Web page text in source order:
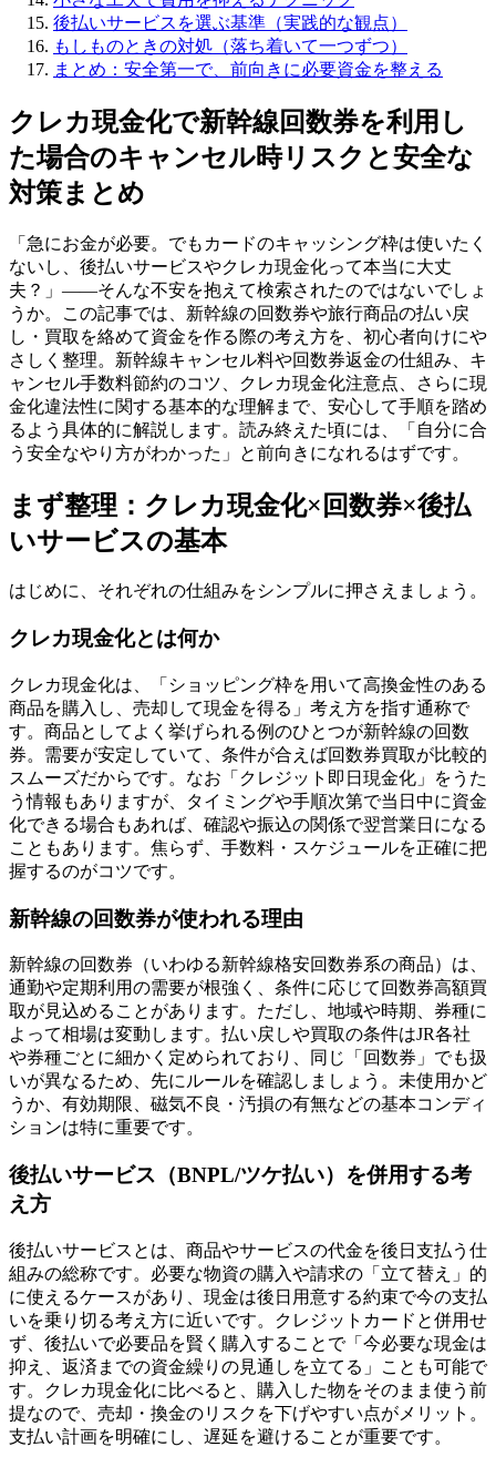
後払いサービスを選ぶ基準（実践的な観点）
もしものときの対処（落ち着いて一つずつ）
まとめ：安全第一で、前向きに必要資金を整える
クレカ現金化で新幹線回数券を利用し
た場合のキャンセル時リスクと安全な
対策まとめ
「急にお金が必要。でもカードのキャッシング枠は使いたく
ないし、後払いサービスやクレカ現金化って本当に大丈
夫？」——そんな不安を抱えて検索されたのではないでしょ
うか。この記事では、新幹線の回数券や旅行商品の払い戻
し・買取を絡めて資金を作る際の考え方を、初心者向けにや
さしく整理。新幹線キャンセル料や回数券返金の仕組み、キ
ャンセル手数料節約のコツ、クレカ現金化注意点、さらに現
金化違法性に関する基本的な理解まで、安心して手順を踏め
るよう具体的に解説します。読み終えた頃には、「自分に合
う安全なやり方がわかった」と前向きになれるはずです。
まず整理：クレカ現金化×回数券×後払
いサービスの基本
はじめに、それぞれの仕組みをシンプルに押さえましょう。
クレカ現金化とは何か
クレカ現金化は、「ショッピング枠を用いて高換金性のある
商品を購入し、売却して現金を得る」考え方を指す通称で
す。商品としてよく挙げられる例のひとつが新幹線の回数
券。需要が安定していて、条件が合えば回数券買取が比較的
スムーズだからです。なお「クレジット即日現金化」をうた
う情報もありますが、タイミングや手順次第で当日中に資金
化できる場合もあれば、確認や振込の関係で翌営業日になる
こともあります。焦らず、手数料・スケジュールを正確に把
握するのがコツです。
新幹線の回数券が使われる理由
新幹線の回数券（いわゆる新幹線格安回数券系の商品）は、
通勤や定期利用の需要が根強く、条件に応じて回数券高額買
取が見込めることがあります。ただし、地域や時期、券種に
よって相場は変動します。払い戻しや買取の条件はJR各社
や券種ごとに細かく定められており、同じ「回数券」でも扱
いが異なるため、先にルールを確認しましょう。未使用かど
うか、有効期限、磁気不良・汚損の有無などの基本コンディ
ションは特に重要です。
後払いサービス（BNPL/ツケ払い）を併用する考
え方
後払いサービスとは、商品やサービスの代金を後日支払う仕
組みの総称です。必要な物資の購入や請求の「立て替え」的
に使えるケースがあり、現金は後日用意する約束で今の支払
いを乗り切る考え方に近いです。クレジットカードと併用せ
ず、後払いで必要品を賢く購入することで「今必要な現金は
抑え、返済までの資金繰りの見通しを立てる」ことも可能で
す。クレカ現金化に比べると、購入した物をそのまま使う前
提なので、売却・換金のリスクを下げやすい点がメリット。
支払い計画を明確にし、遅延を避けることが重要です。